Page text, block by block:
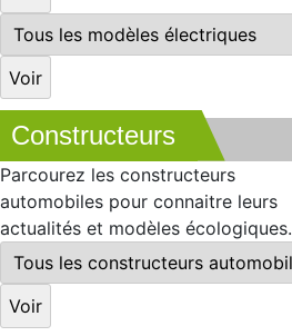
Constructeurs
Parcourez les constructeurs
automobiles pour connaitre leurs
actualités et modèles écologiques.